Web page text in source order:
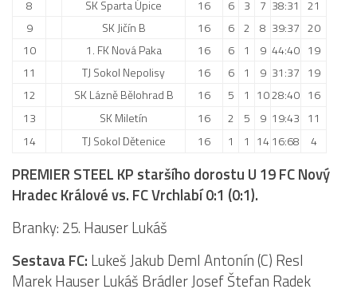
Realizační tým
Mladší přípravka
Fotbalová školka
Kontakty
Vzkazy
Bazárek
8
SK Sparta Úpice 16 6 3 7 38:31
21
9
SK Jičín B 16 6 2 8 39:37 20
10
1. FK Nová Paka 16 6 1 9 44:40 19
11
TJ Sokol Nepolisy 16 6 1 9 31:37 19
12
SK Lázně Bělohrad B 16 5 1 1028:40 16
13
SK Miletín 16 2 5 9 19:43 11
14
TJ Sokol Dětenice 16 1 1 14 16:68 4
PREMIER STEEL KP staršího dorostu U 19 FC Nový
Hradec Králové vs. FC Vrchlabí 0:1 (0:1).
Branky: 25. Hauser Lukáš
Sestava FC: Lukeš Jakub Deml Antonín (C) Resl
Marek Hauser Lukáš Brádler Josef Štefan Radek